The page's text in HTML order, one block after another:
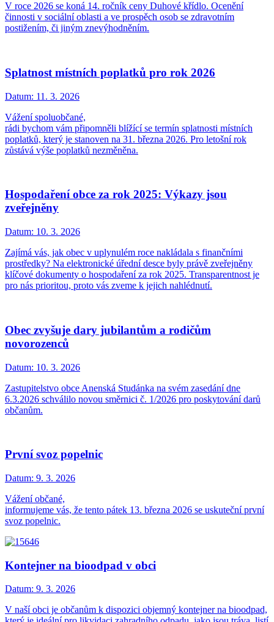
V roce 2026 se koná 14. ročník ceny Duhové křídlo. Ocenění
činnosti v sociální oblasti a ve prospěch osob se zdravotním
postižením, či jiným znevýhodněním.
Splatnost místních poplatků pro rok 2026
Datum: 11. 3. 2026
Vážení spoluobčané,
rádi bychom vám připomněli blížící se termín splatnosti místních
poplatků, který je stanoven na 31. března 2026. Pro letošní rok
zůstává výše poplatků nezměněna.
Hospodaření obce za rok 2025: Výkazy jsou
zveřejněny
Datum: 10. 3. 2026
Zajímá vás, jak obec v uplynulém roce nakládala s finančními
prostředky? Na elektronické úřední desce byly právě zveřejněny
klíčové dokumenty o hospodaření za rok 2025. Transparentnost je
pro nás prioritou, proto vás zveme k jejich nahlédnutí.
Obec zvyšuje dary jubilantům a rodičům
novorozenců
Datum: 10. 3. 2026
Zastupitelstvo obce Anenská Studánka na svém zasedání dne
6.3.2026 schválilo novou směrnici č. 1/2026 pro poskytování darů
občanům.
První svoz popelnic
Datum: 9. 3. 2026
Vážení občané,
informujeme vás, že tento pátek 13. března 2026 se uskuteční první
svoz popelnic.
Kontejner na bioodpad v obci
Datum: 9. 3. 2026
V naší obci je občanům k dispozici objemný kontejner na bioodpad,